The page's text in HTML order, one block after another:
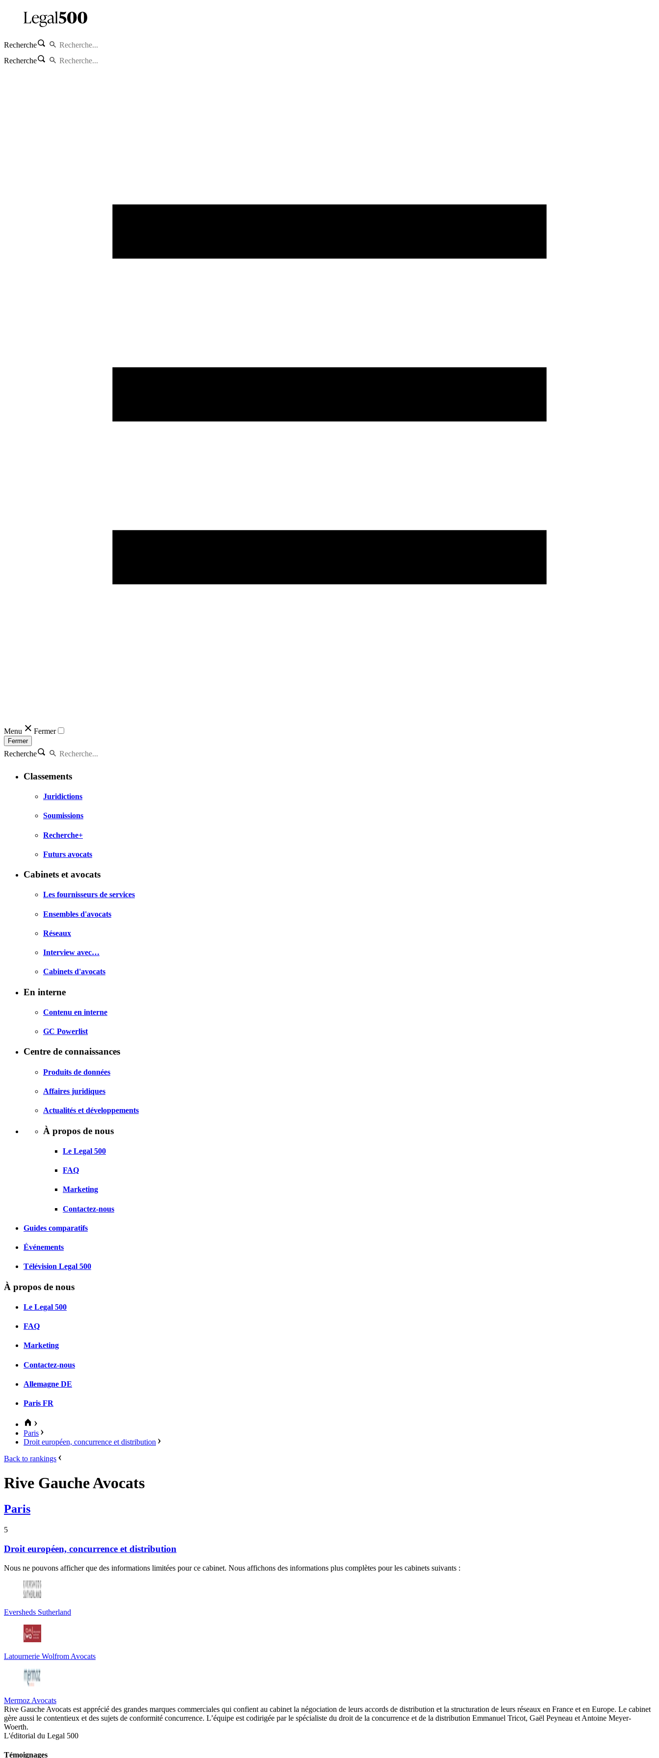
Recherche
Recherche
Menu Fermer
Fermer
Recherche
Classements
Juridictions
Soumissions
Recherche+
Futurs avocats
Cabinets et avocats
Les fournisseurs de services
Ensembles d'avocats
Réseaux
Interview avec…
Cabinets d'avocats
En interne
Contenu en interne
GC Powerlist
Centre de connaissances
Produits de données
Affaires juridiques
Actualités et développements
À propos de nous
Le Legal 500
FAQ
Marketing
Contactez-nous
Guides comparatifs
Événements
Télévision Legal 500
À propos de nous
Le Legal 500
FAQ
Marketing
Contactez-nous
Allemagne DE
Paris FR
Paris
Droit européen, concurrence et distribution
Back to rankings
Rive Gauche Avocats
Paris
5
Droit européen, concurrence et distribution
Nous ne pouvons afficher que des informations limitées pour ce cabinet. Nous affichons des informations plus complètes pour les cabinets suivants :
Eversheds Sutherland
Latournerie Wolfrom Avocats
Mermoz Avocats
Rive Gauche Avocats est apprécié des grandes marques commerciales qui confient au cabinet la négociation de leurs accords de distribution et la structuration de leurs réseaux en France et en Europe. Le cabinet
gère aussi le contentieux et des sujets de conformité concurrence. L’équipe est codirigée par le spécialiste du droit de la concurrence et de la distribution Emmanuel Tricot, Gaël Peyneau et Antoine Meyer-
Woerth.
L'éditorial du Legal 500
Témoignages